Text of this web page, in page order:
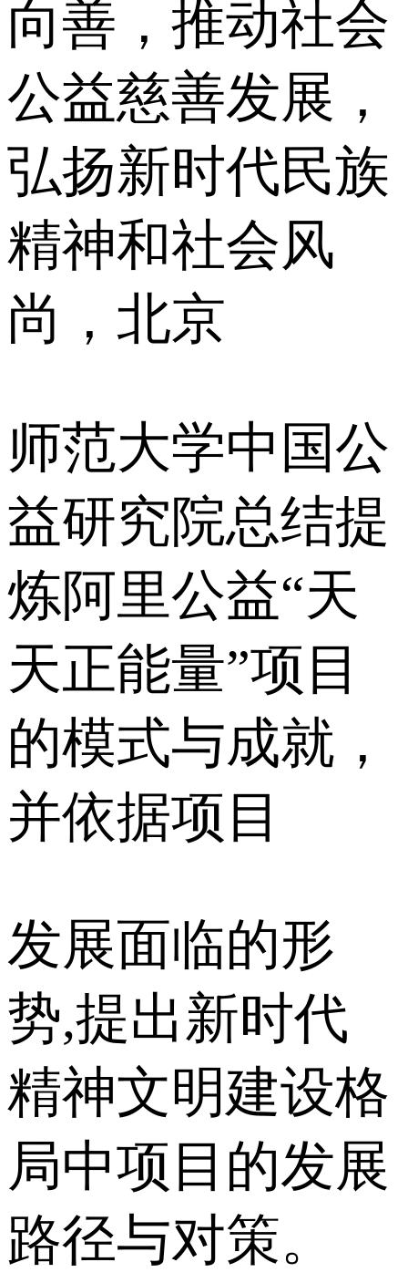
向善，推动社会
公益慈善发展，
弘扬新时代民族
精神和社会风
尚，北京
师范大学中国公
益研究院总结提
炼阿里公益“天
天正能量”项目
的模式与成就，
并依据项目
发展面临的形
势,提出新时代
精神文明建设格
局中项目的发展
路径与对策。